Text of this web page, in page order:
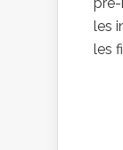
les
les